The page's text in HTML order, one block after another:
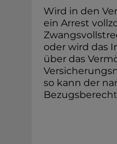
Wird in den
ein Arrest
oder wird das
über das
so kann der
Bezugsberecht